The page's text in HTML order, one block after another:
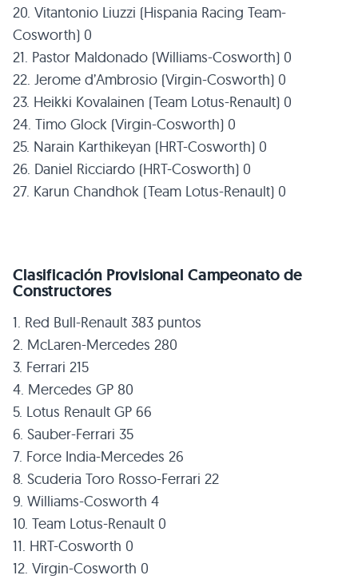
20. Vitantonio Liuzzi (Hispania Racing Team-
Cosworth) 0
21. Pastor Maldonado (Williams-Cosworth) 0
22. Jerome d’Ambrosio (Virgin-Cosworth) 0
23. Heikki Kovalainen (Team Lotus-Renault) 0
24. Timo Glock (Virgin-Cosworth) 0
25. Narain Karthikeyan (HRT-Cosworth) 0
26. Daniel Ricciardo (HRT-Cosworth) 0
27. Karun Chandhok (Team Lotus-Renault) 0
Clasificación Provisional Campeonato de
Constructores
1. Red Bull-Renault 383 puntos
2. McLaren-Mercedes 280
3. Ferrari 215
4. Mercedes GP 80
5. Lotus Renault GP 66
6. Sauber-Ferrari 35
7. Force India-Mercedes 26
8. Scuderia Toro Rosso-Ferrari 22
9. Williams-Cosworth 4
10. Team Lotus-Renault 0
11. HRT-Cosworth 0
12. Virgin-Cosworth 0